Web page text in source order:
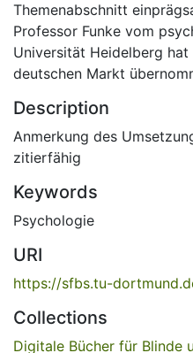
Themenabschnitt
Professor Funke vom
Universität Heidelberg
deutschen Markt
Description
Anmerkung des
zitierfähig
Keywords
Psychologie
URI
https://sfbs.tu-
Collections
Digitale Bücher für Blinde